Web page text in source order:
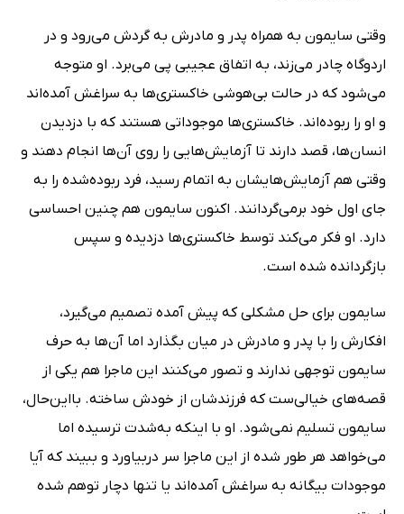
وقتی سایمون به همراه پدر و مادرش به گردش می‌رود و در
اردوگاه چادر می‌زند، به اتفاق عجیبی پی می‌برد. او متوجه
می‌شود که در حالت بی‌هوشی خاکستر‌ی‌ها به سراغش آمده‌اند
و او را ربوده‌اند. خاکستری‌ها موجوداتی هستند که با دزدیدن
انسان‌ها، قصد دارند تا آزمایش‌هایی را روی آن‌ها انجام دهند و
وقتی هم آزمایش‌هایشان به اتمام رسید، فرد ربوده‌شده را به
جای اول خود برمی‌گردانند. اکنون سایمون هم چنین احساسی
دارد. او فکر می‌کند توسط خاکستری‌ها دزدیده و سپس
بازگردانده شده است.
سایمون برای حل مشکلی که پیش آمده تصمیم می‌گیرد،
افکارش را با پدر و مادرش در میان بگذارد اما آن‌ها به حرف
سایمون توجهی ندارند و تصور می‌کنند این ماجرا هم یکی از
قصه‌های خیالی‌ست که فرزندشان از خودش ساخته. با‌این‌حال،
سایمون تسلیم نمی‌شود. او با اینکه به‌شدت ترسیده اما
می‌خواهد هر طور شده از این ماجرا سر دربیاورد و ببیند که آیا
موجودات بیگانه به سراغش آمده‌اند یا تنها دچار توهم شده